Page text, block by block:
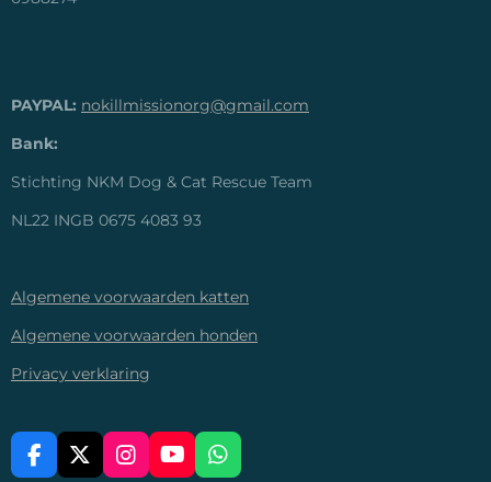
PAYPAL: nokillmissionorg@gmail.com
Bank:
Stichting NKM Dog & Cat Rescue Team
NL22 INGB 0675 4083 93
Algemene voorwaarden katten
Algemene voorwaarden honden
Privacy verklaring
F
X
I
Y
W